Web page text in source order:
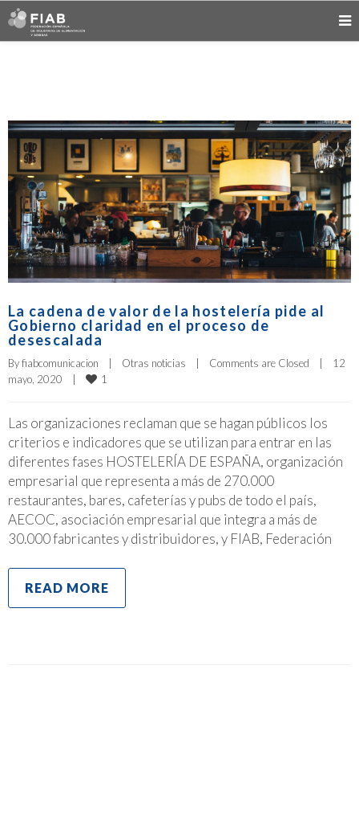
La cadena de valor de la hostelería pide al
Gobierno claridad en el proceso de
desescalada
By fiabcomunicacion Otras noticias Comments are Closed
12
mayo, 2020
1
Las organizaciones reclaman que se hagan públicos los
criterios e indicadores que se utilizan para entrar en las
diferentes fases HOSTELERÍA DE ESPAÑA, organización
empresarial que representa a más de 270.000
restaurantes, bares, cafeterías y pubs de todo el país,
AECOC, asociación empresarial que integra a más de
30.000 fabricantes y distribuidores, y FIAB, Federación
READ MORE